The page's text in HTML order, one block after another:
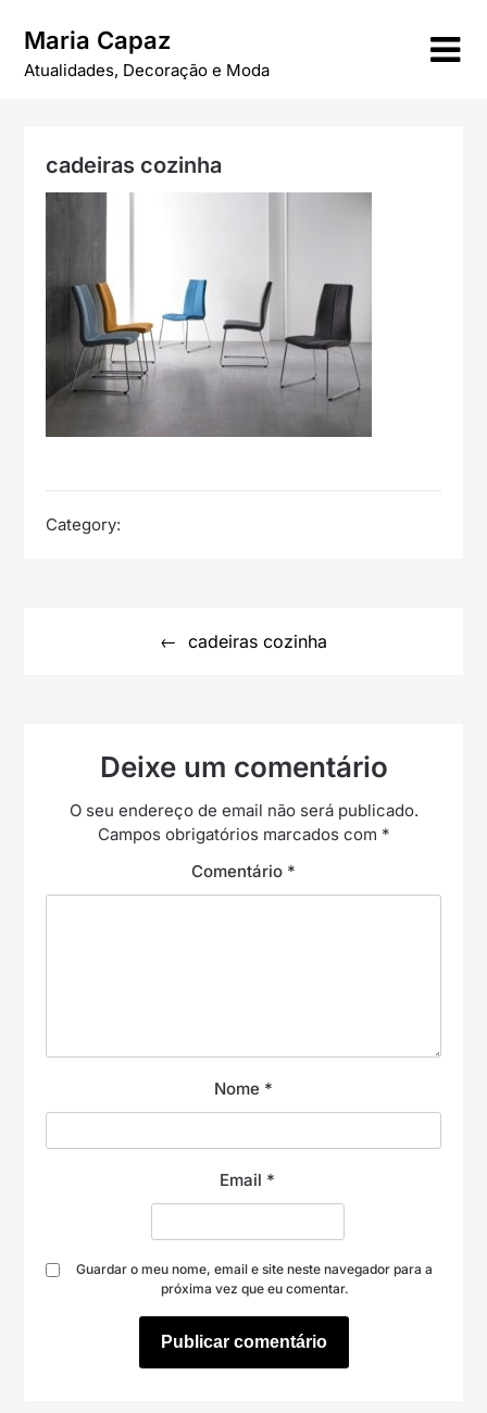
content
Maria Capaz
Atualidades, Decoração e Moda
cadeiras cozinha
Category:
cadeiras cozinha
Deixe um comentário
O seu endereço de email não será publicado.
Campos obrigatórios marcados com *
Comentário *
Nome *
Email *
Guardar o meu nome, email e site neste navegador para a
próxima vez que eu comentar.